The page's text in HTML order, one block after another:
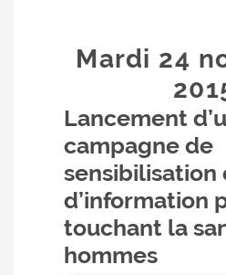
Mardi 24
Lancement
campagne de
sensibilisation
d’information
touchant la
hommes